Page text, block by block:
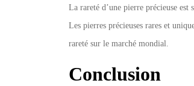
La rareté d’une pierre précieuse
Les pierres précieuses rares et
rareté sur le marché mondial.
Conclusion